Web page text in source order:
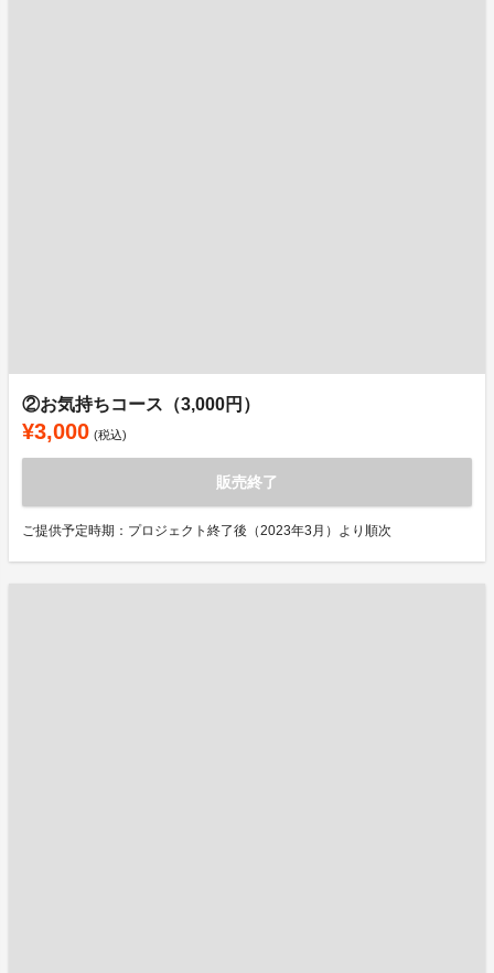
②お気持ちコース（3,000円）
¥3,000 (税込)
販売終了
ご提供予定時期：プロジェクト終了後（2023年3月）より順次